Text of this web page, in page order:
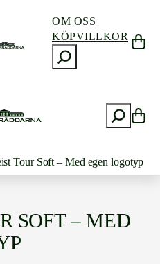
OM OSS
KÖPVILLKOR
ö
ö
Tour Soft – Med egen logotyp
SOFT – MED